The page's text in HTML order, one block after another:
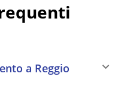
a Reggio